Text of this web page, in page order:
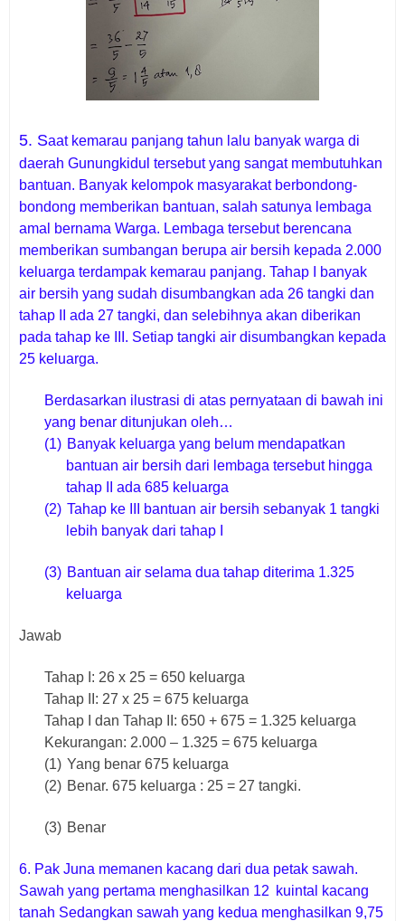
5. Saat kemarau panjang tahun lalu banyak warga di
daerah Gunungkidul tersebut yang sangat membutuhkan
bantuan. Banyak kelompok masyarakat berbondong-
bondong memberikan bantuan, salah satunya lembaga
amal bernama Warga. Lembaga tersebut berencana
memberikan sumbangan berupa air bersih kepada 2.000
keluarga terdampak kemarau panjang. Tahap I banyak
air bersih yang sudah disumbangkan ada 26 tangki dan
tahap II ada 27 tangki, dan selebihnya akan diberikan
pada tahap ke III. Setiap tangki air disumbangkan kepada
25 keluarga.
Berdasarkan ilustrasi di atas pernyataan di bawah ini
yang benar ditunjukan oleh…
(1) Banyak keluarga yang belum mendapatkan
bantuan air bersih dari lembaga tersebut hingga
tahap II ada 685 keluarga
(2) Tahap ke III bantuan air bersih sebanyak 1 tangki
lebih banyak dari tahap I
(3) Bantuan air selama dua tahap diterima 1.325
keluarga
Jawab
Tahap I: 26 x 25 = 650 keluarga
Tahap II: 27 x 25 = 675 keluarga
Tahap I dan Tahap II: 650 + 675 = 1.325 keluarga
Kekurangan: 2.000 – 1.325 = 675 keluarga
(1) Yang benar 675 keluarga
(2) Benar. 675 keluarga : 25 = 27 tangki.
(3) Benar
6. Pak Juna memanen kacang dari dua petak sawah.
Sawah yang pertama menghasilkan 12 kuintal kacang
tanah Sedangkan sawah yang kedua menghasilkan 9,75